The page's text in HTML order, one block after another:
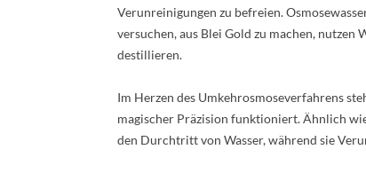
Verunreinigungen zu befreien.
versuchen, aus Blei Gold zu machen,
destillieren.
Im Herzen des Umkehrosmoseverfahrens
magischer Präzision funktioniert. Ähnlich
den Durchtritt von Wasser, während sie